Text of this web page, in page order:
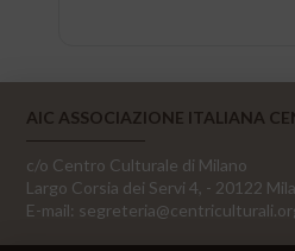
AIC ASSOCIAZIONE ITALIANA
c/o Centro Culturale di Milano
Largo Corsia dei Servi 4, - 20122
E-mail: